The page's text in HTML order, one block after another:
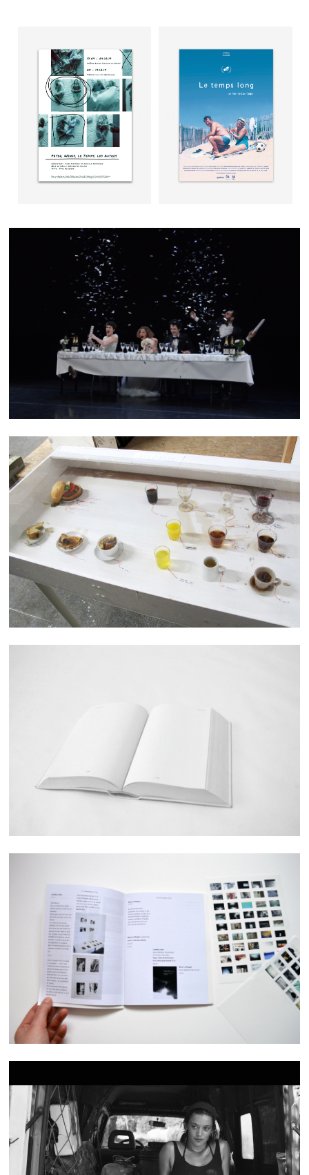
AFFICHES
SAVE THE DATE
MENU
BLANCOS
BINÔME
OIL OIL OIL